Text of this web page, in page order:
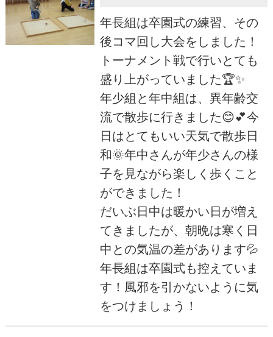
年長組は卒園式の練習、その
後コマ回し大会をしました！
トーナメント戦で行いとても
盛り上がっていました🏆✨
年少組と年中組は、異年齢交
流で散歩に行きました😊💕今
日はとてもいい天気で散歩日
和🌞年中さんが年少さんの様
子を見ながら楽しく歩くこと
ができました！
だいぶ日中は暖かい日が増え
てきましたが、朝晩は寒く日
中との気温の差があります💦
年長組は卒園式も控えていま
す！風邪を引かないように気
をつけましょう！